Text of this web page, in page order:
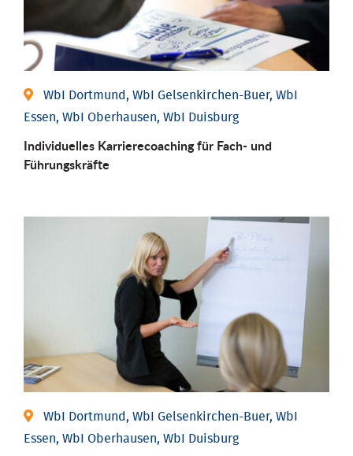
WbI Dortmund, WbI Gelsenkirchen-Buer, WbI
Essen, WbI Oberhausen, WbI Duisburg
Individu­elles Karrierecoaching für Fach-­ und
Führungs­kräfte
WbI Dortmund, WbI Gelsenkirchen-Buer, WbI
Essen, WbI Oberhausen, WbI Duisburg